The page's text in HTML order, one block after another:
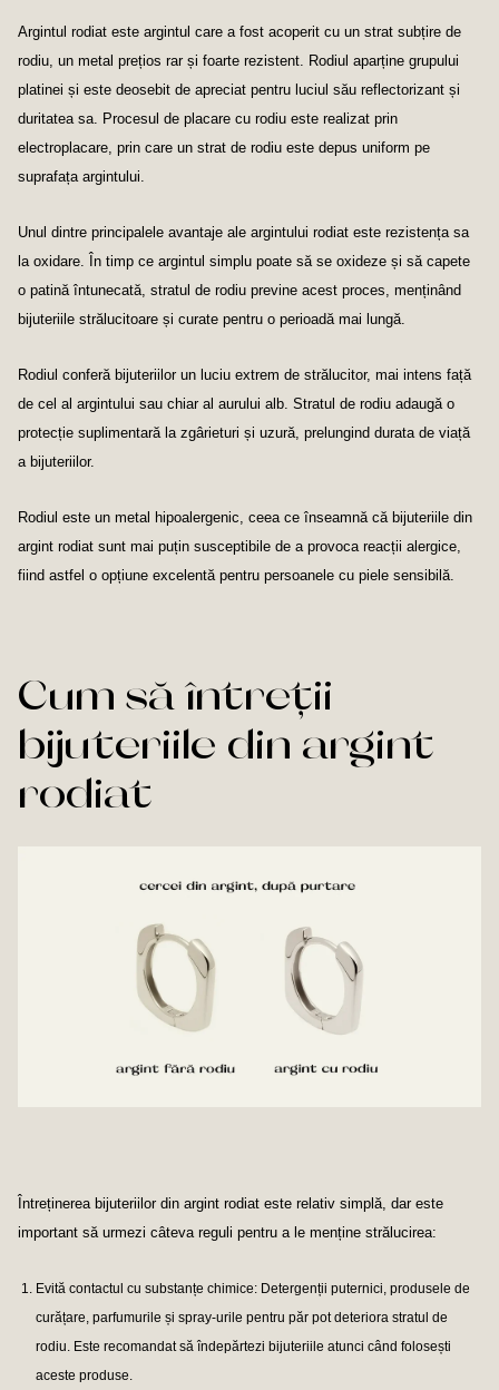
Argintul rodiat este argintul care a fost acoperit cu un strat subțire de
rodiu, un metal prețios rar și foarte rezistent. Rodiul aparține grupului
platinei și este deosebit de apreciat pentru luciul său reflectorizant și
duritatea sa. Procesul de placare cu rodiu este realizat prin
electroplacare, prin care un strat de rodiu este depus uniform pe
suprafața argintului.
Unul dintre principalele avantaje ale argintului rodiat este rezistența sa
la oxidare. În timp ce argintul simplu poate să se oxideze și să capete
o patină întunecată, stratul de rodiu previne acest proces, menținând
bijuteriile strălucitoare și curate pentru o perioadă mai lungă.
Rodiul conferă bijuteriilor un luciu extrem de strălucitor, mai intens față
de cel al argintului sau chiar al aurului alb. Stratul de rodiu adaugă o
protecție suplimentară la zgârieturi și uzură, prelungind durata de viață
a bijuteriilor.
Rodiul este un metal hipoalergenic, ceea ce înseamnă că bijuteriile din
argint rodiat sunt mai puțin susceptibile de a provoca reacții alergice,
fiind astfel o opțiune excelentă pentru persoanele cu piele sensibilă.
Cum să întreții
bijuteriile din argint
rodiat
Întreținerea bijuteriilor din argint rodiat este relativ simplă, dar este
important să urmezi câteva reguli pentru a le menține strălucirea:
Evită contactul cu substanțe chimice: Detergenții puternici, produsele de
curățare, parfumurile și spray-urile pentru păr pot deteriora stratul de
rodiu. Este recomandat să îndepărtezi bijuteriile atunci când folosești
aceste produse.